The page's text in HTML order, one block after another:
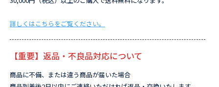
詳しくはこちらをご覧ください。
【重要】返品・不良品対応について
商品に不備、または違う商品が届いた場合